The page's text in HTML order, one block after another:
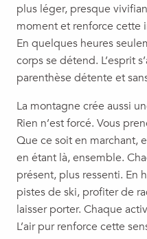
plus léger, presque
moment et renforce cette
En quelques heures
corps se détend. L’esprit
parenthèse détente et
La montagne crée aussi
Rien n’est forcé. Vous
Que ce soit en marchant,
en étant là, ensemble.
présent, plus ressenti. En
pistes de ski, profiter de
laisser porter. Chaque
L’air pur renforce cette